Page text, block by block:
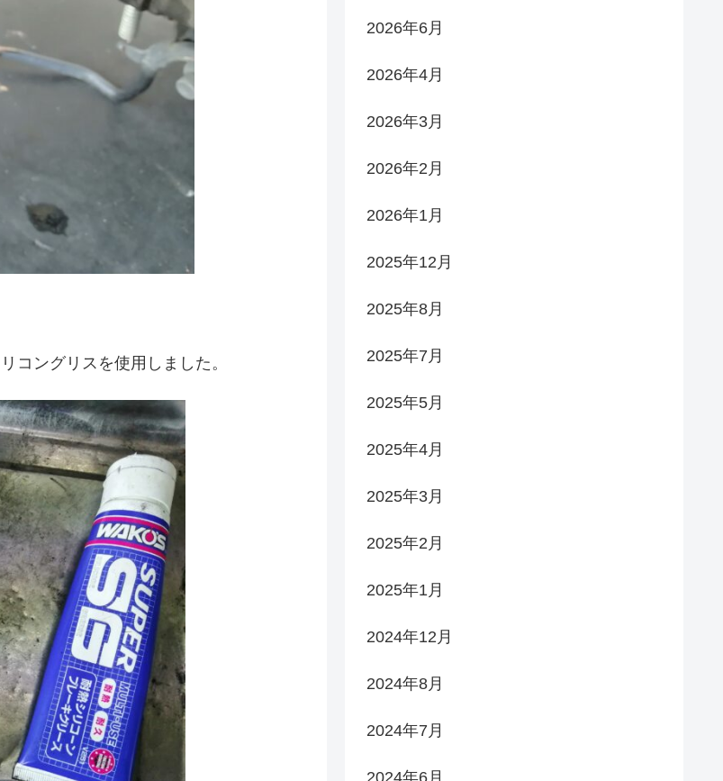
コングリスを使用しました。
2026年6月
2026年4月
2026年3月
2026年2月
2026年1月
2025年12月
2025年8月
2025年7月
2025年5月
2025年4月
2025年3月
2025年2月
2025年1月
2024年12月
2024年8月
2024年7月